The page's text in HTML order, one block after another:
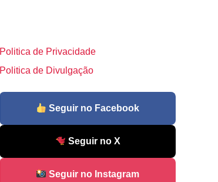
Politica de Privacidade
Politica de Divulgação
Seguir no Facebook
Seguir no X
Seguir no Instagram